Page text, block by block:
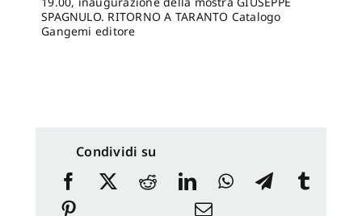
SPAGNULO. RITORNO A TARANTO Catalogo
Gangemi editore
Condividi su